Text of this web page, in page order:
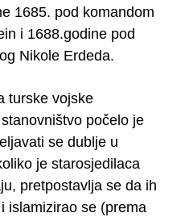
1685. pod komandom
i 1688.godine pod
Nikole Erdeda.
turske vojske
počelo je
se dublje u
je starosjedilaca
pretpostavlja se da ih
islamizirao se (prema